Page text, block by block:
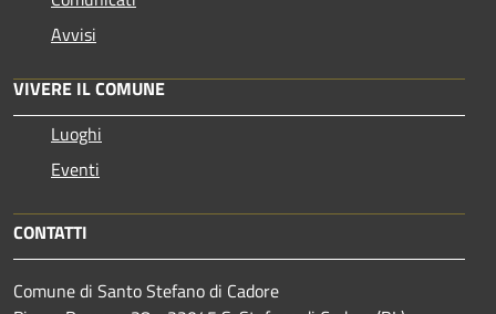
Avvisi
VIVERE IL COMUNE
Luoghi
Eventi
CONTATTI
Comune di Santo Stefano di Cadore